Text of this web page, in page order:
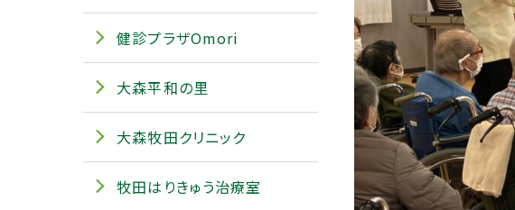
健診プラザOmori
大森平和の里
大森牧田クリニック
牧田はりきゅう治療室